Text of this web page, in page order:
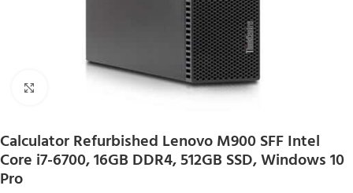
Calculator Refurbished Lenovo M900 SFF Intel
Core i7-6700, 16GB DDR4, 512GB SSD, Windows 10
Pro